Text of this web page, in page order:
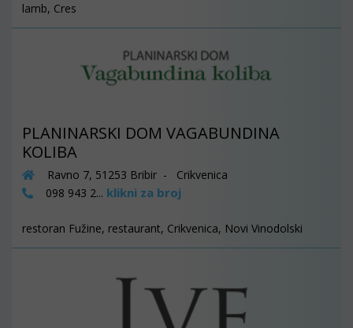
lamb, Cres
PLANINARSKI DOM VAGABUNDINA
KOLIBA
Ravno 7, 51253 Bribir - Crikvenica
098 943 2... klikni za broj
restoran Fužine, restaurant, Crikvenica, Novi Vinodolski